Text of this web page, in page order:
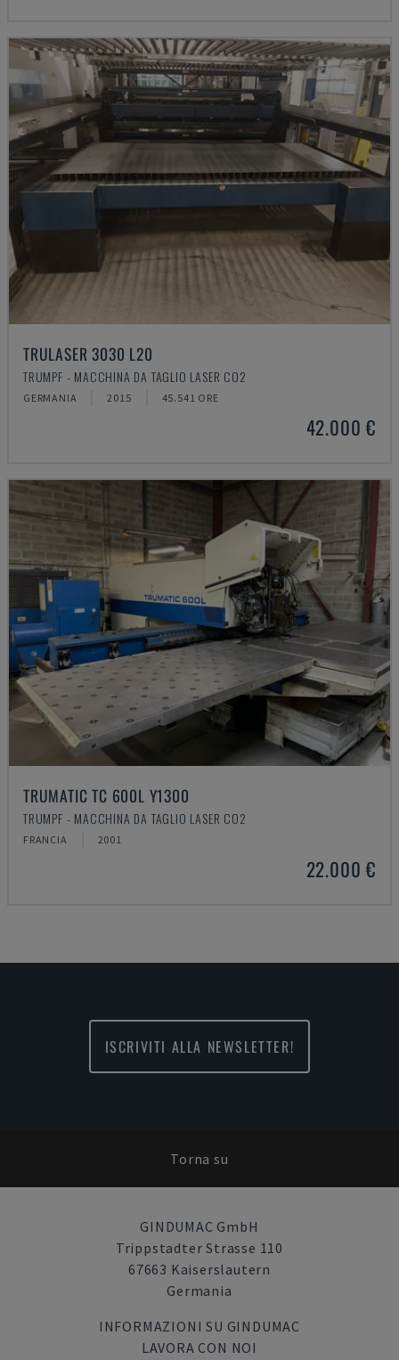
TRULASER 3030 L20
TRUMPF - MACCHINA DA TAGLIO LASER CO2
GERMANIA 2015 45.541 ORE
42.000 €
TRUMATIC TC 600L Y1300
TRUMPF - MACCHINA DA TAGLIO LASER CO2
FRANCIA 2001
22.000 €
ISCRIVITI ALLA NEWSLETTER!
Torna su
GINDUMAC GmbH
Trippstadter Strasse 110
67663 Kaiserslautern
Germania
INFORMAZIONI SU GINDUMAC
LAVORA CON NOI